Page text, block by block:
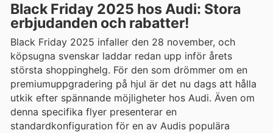
Black Friday 2025 hos Audi: Stora
erbjudanden och rabatter!
Black Friday 2025 infaller den 28 november, och
köpsugna svenskar laddar redan upp inför årets
största shoppinghelg. För den som drömmer om en
premiumuppgradering på hjul är det nu dags att hålla
utkik efter spännande möjligheter hos Audi. Även om
denna specifika flyer presenterar en
standardkonfiguration för en av Audis populära